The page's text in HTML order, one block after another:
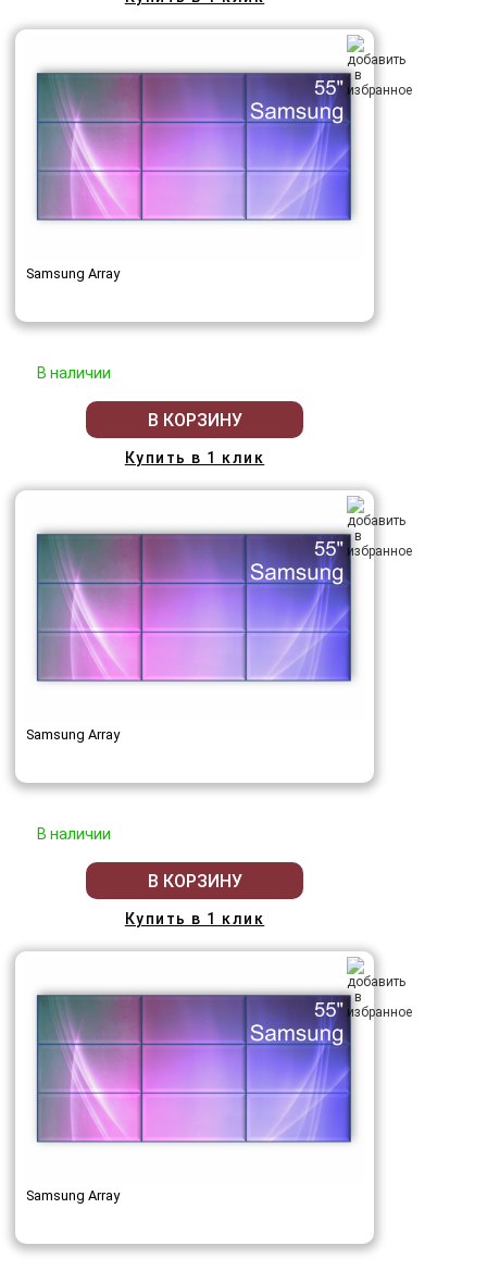
Samsung Array
В наличии
В КОРЗИНУ
Купить в 1 клик
Samsung Array
В наличии
В КОРЗИНУ
Купить в 1 клик
Samsung Array